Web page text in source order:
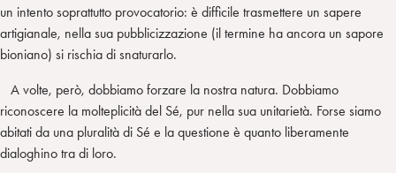
un intento soprattutto provocatorio: è difficile trasmettere un sapere
artigianale, nella sua pubblicizzazione (il termine ha ancora un sapore
bioniano) si rischia di snaturarlo.
A volte, però, dobbiamo forzare la nostra natura. Dobbiamo
riconoscere la molteplicità del Sé, pur nella sua unitarietà. Forse siamo
abitati da una pluralità di Sé e la questione è quanto liberamente
dialoghino tra di loro.